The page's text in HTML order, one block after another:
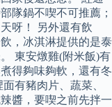
隊鍋不喫不可推薦；
呀！ 另外還有飲
，冰淇淋提供的是泰
東安燉雞(附米飯)有
得夠味夠軟，還有冬
有豬肉片、蔬菜、
醬，要喫之前先拌一